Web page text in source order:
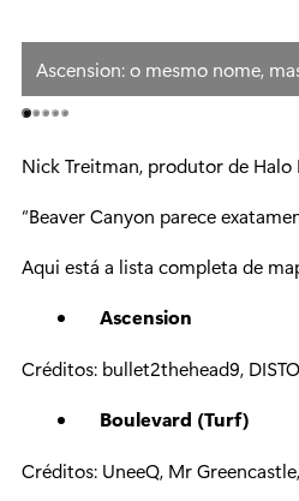
Ascension: o mesmo nome,
Nick Treitman, produtor de
“Beaver Canyon parece
Aqui está a lista completa de
Ascension
Créditos: bullet2thehead9,
Boulevard (Turf)
Créditos: UneeQ, Mr